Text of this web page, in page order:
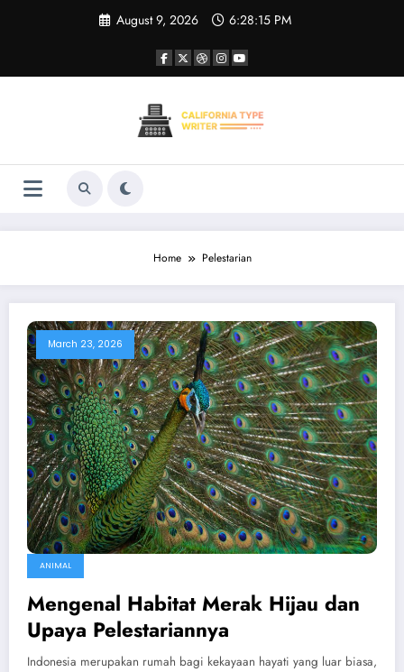
August 9, 2026 6:28:16 PM
Home Pelestarian
March 23, 2026
ANIMAL
Mengenal Habitat Merak Hijau dan
Upaya Pelestariannya
Indonesia merupakan rumah bagi kekayaan hayati yang luar biasa,